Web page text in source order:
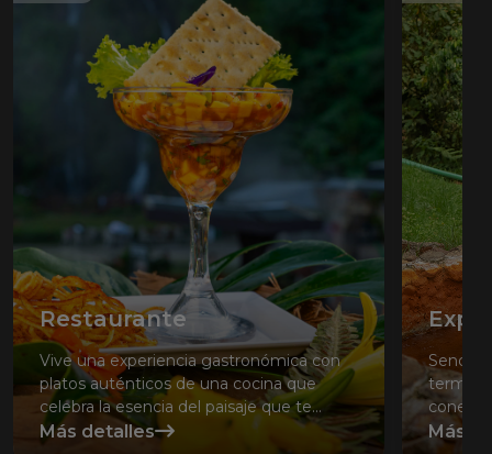
Restaurante
Vive una experiencia gastronómica con
platos auténticos de una cocina que
celebra la esencia del paisaje que te
rodea.
Más detalles Más